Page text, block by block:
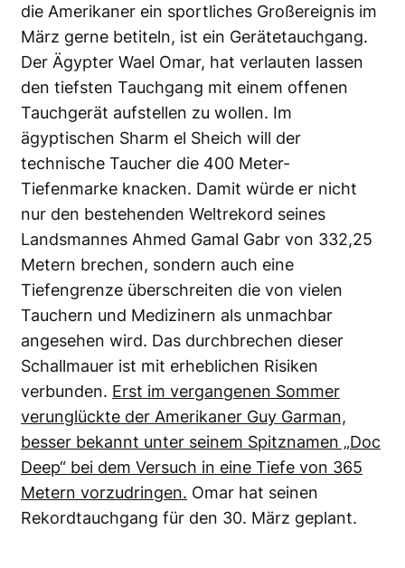
die Amerikaner ein sportliches Großereignis im
März gerne betiteln, ist ein Gerätetauchgang.
Der Ägypter Wael Omar, hat verlauten lassen
den tiefsten Tauchgang mit einem offenen
Tauchgerät aufstellen zu wollen. Im
ägyptischen Sharm el Sheich will der
technische Taucher die 400 Meter-
Tiefenmarke knacken. Damit würde er nicht
nur den bestehenden Weltrekord seines
Landsmannes Ahmed Gamal Gabr von 332,25
Metern brechen, sondern auch eine
Tiefengrenze überschreiten die von vielen
Tauchern und Medizinern als unmachbar
angesehen wird. Das durchbrechen dieser
Schallmauer ist mit erheblichen Risiken
verbunden. Erst im vergangenen Sommer
verunglückte der Amerikaner Guy Garman,
besser bekannt unter seinem Spitznamen „Doc
Deep“ bei dem Versuch in eine Tiefe von 365
Metern vorzudringen. Omar hat seinen
Rekordtauchgang für den 30. März geplant.